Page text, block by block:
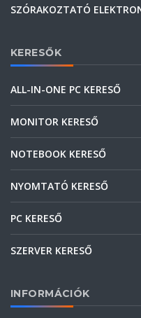
SZÓRAKOZTATÓ
KERESŐK
ALL-IN-ONE PC KERESŐ
MONITOR KERESŐ
NOTEBOOK KERESŐ
NYOMTATÓ KERESŐ
PC KERESŐ
SZERVER KERESŐ
INFORMÁCIÓK